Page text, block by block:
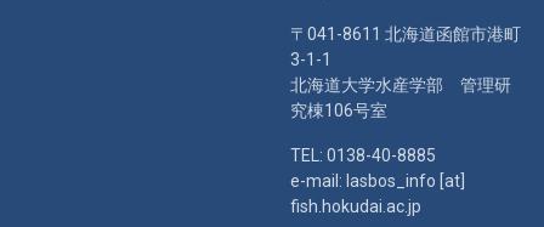
〒041-8611 北海道函館市港町
3-1-1
北海道大学水産学部 管理研
究棟106号室
TEL: 0138-40-8885
e-mail: lasbos_info [at]
fish.hokudai.ac.jp